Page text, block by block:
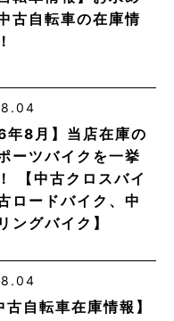
古自転車の在庫情
年8月】当店在庫の
ーツバイクを一挙
【中古クロスバイ
ロードバイク、中
ングバイク】
古自転車在庫情報】